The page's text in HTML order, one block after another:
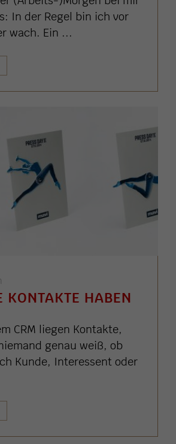
In der Regel bin ich vor
wach. Ein ...
KONTAKTE HABEN
CRM liegen Kontakte,
genau weiß, ob
Kunde, Interessent oder